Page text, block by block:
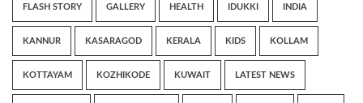
FLASH STORY GALLERY HEALTH IDUKKI INDIA
KANNUR KASARAGOD KERALA KIDS KOLLAM
KOTTAYAM KOZHIKODE KUWAIT LATEST NEWS